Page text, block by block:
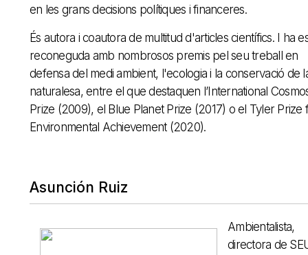
en les grans decisions polítiques i financeres.
És autora i coautora de multitud d'articles científics. I ha
reconeguda amb nombrosos premis pel seu treball en
defensa del medi ambient, l'ecologia i la conservació de
naturalesa, entre el que destaquen l’International
Prize (2009), el Blue Planet Prize (2017) o el Tyler Prize
Environmental Achievement (2020).
Asunción Ruiz
Ambientalista,
directora de